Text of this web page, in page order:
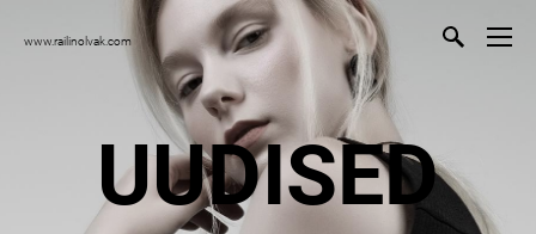
www.railinolvak.com
UUDISED